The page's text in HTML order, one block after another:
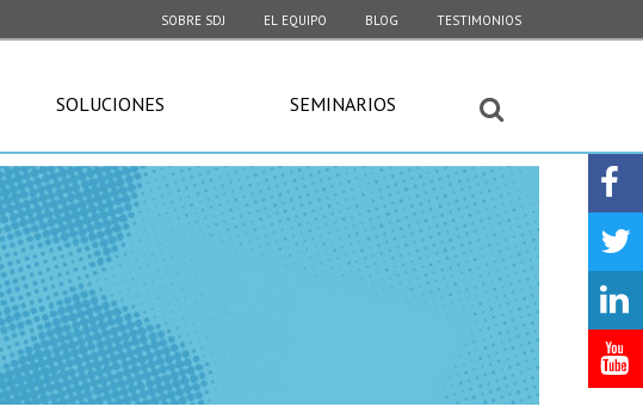
SOBRE SDJ EL EQUIPO BLOG TESTIMONIOS
SOLUCIONES SEMINARIOS